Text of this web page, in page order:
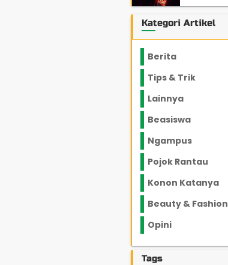
Kategori Artikel
Berita
Tips & Trik
Lainnya
Beasiswa
Ngampus
Pojok Rantau
Konon Katanya
Beauty & Fashion
Opini
Tags